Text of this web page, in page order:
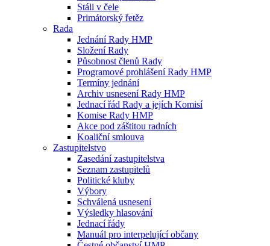
Stáli v čele
Primátorský řetěz
Rada
Jednání Rady HMP
Složení Rady
Působnost členů Rady
Programové prohlášení Rady HMP
Termíny jednání
Archiv usnesení Rady HMP
Jednací řád Rady a jejích Komisí
Komise Rady HMP
Akce pod záštitou radních
Koaliční smlouva
Zastupitelstvo
Zasedání zastupitelstva
Seznam zastupitelů
Politické kluby
Výbory
Schválená usnesení
Výsledky hlasování
Jednací řády
Manuál pro interpelující občany